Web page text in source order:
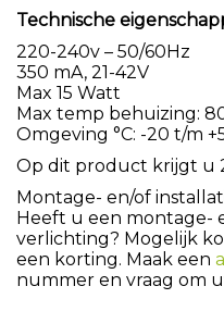
Technische
220-240v – 50/60Hz
350 mA, 21-42V
Max 15 Watt
Max temp behuizing:
Omgeving °C: -20 t/m
Op dit product krijgt u
Montage- en/of
Heeft u een montage-
verlichting? Mogelijk
een korting. Maak een
nummer en vraag om